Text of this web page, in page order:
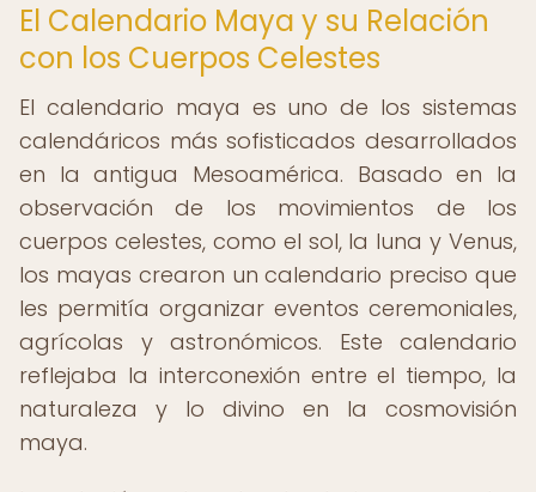
El Calendario Maya y su Relación
con los Cuerpos Celestes
El calendario maya es uno de los sistemas
calendáricos más sofisticados desarrollados
en la antigua Mesoamérica. Basado en la
observación de los movimientos de los
cuerpos celestes, como el sol, la luna y Venus,
los mayas crearon un calendario preciso que
les permitía organizar eventos ceremoniales,
agrícolas y astronómicos. Este calendario
reflejaba la interconexión entre el tiempo, la
naturaleza y lo divino en la cosmovisión
maya.